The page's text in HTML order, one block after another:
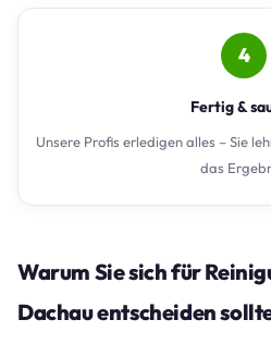
4
Fertig &
Unsere Profis erledigen alles – Sie
das
Warum Sie sich für
Dachau entscheiden